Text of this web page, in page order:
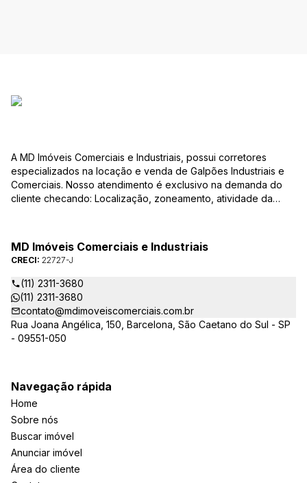
A MD Imóveis Comerciais e Industriais, possui corretores
especializados na locação e venda de Galpões Industriais e
Comerciais. Nosso atendimento é exclusivo na demanda do
cliente checando: Localização, zoneamento, atividade da
atender de verdade a sua necessidade!
MD Imóveis Comerciais e Industriais
CRECI: 22727-J
(11) 2311-3680
(11) 2311-3680
contato@mdimoveiscomerciais.com.br
Rua Joana Angélica, 150, Barcelona, São Caetano do Sul - SP
- 09551-050
Navegação rápida
Home
Sobre nós
Buscar imóvel
Anunciar imóvel
Área do cliente